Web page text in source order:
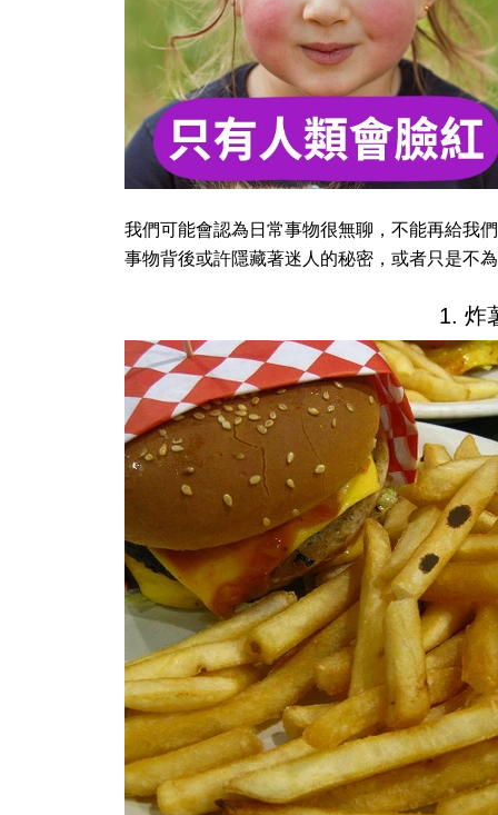
我們可能會認為日常事物很無聊，不能再給我
事物背後或許隱藏著迷人的秘密，或者只是不
1. 炸